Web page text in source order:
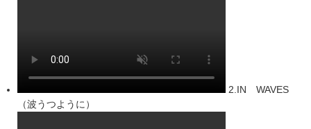
2.IN WAVES
（波うつように）